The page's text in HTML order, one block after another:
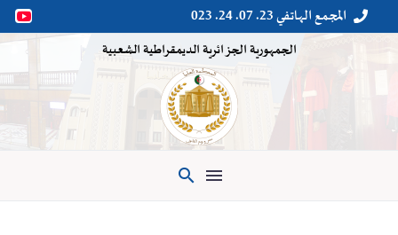

 المجمع الهاتفي 23. 07. 24. 023
الجمهورية الجزائرية الديمقراطية الشعبية
